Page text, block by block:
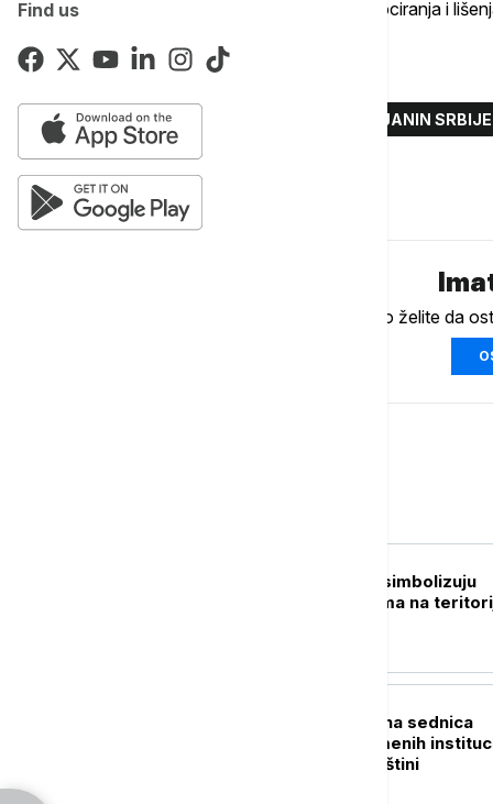
Find usoperativnih podataka i informacija u cilju lociranja i
Više o...
INTERPOL DRŽAVLJANIN SRBIJE
Komentari (0
Ukoliko želite da
Ković: Prebilovci simbolizuju
genocid nad Srbima na
Danas konstitutivna sednica
skupštine privremenih
samouprave u Prištini